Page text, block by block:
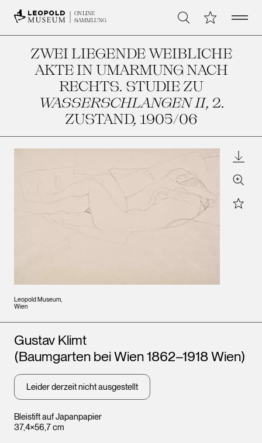
ONLINE
SAMMLUNG
Suche Meine Open
ZWEI LIEGENDE WEIBLICHE
AKTE IN UMARMUNG NACH
RECHTS. STUDIE ZU
WASSERSCHLANGEN II, 2.
ZUSTAND, 1905/06
Leopold Museum,
Wien
Zoom
Star
Bleistift auf Japanpapier
37,4×56,7 cm
Künstler*innen
Gustav Klimt
(Baumgarten bei Wien 1862–1918 Wien)
Leider derzeit nicht ausgestellt